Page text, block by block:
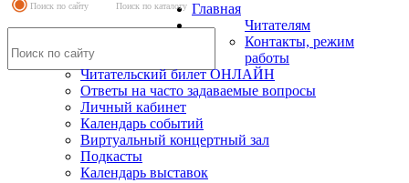
Поиск по сайту Поиск по каталогу Главная
Читателям
Контакты, режим
работы
Читательский билет ОНЛАЙН
Ответы на часто задаваемые вопросы
Личный кабинет
Календарь событий
Виртуальный концертный зал
Подкасты
Календарь выставок